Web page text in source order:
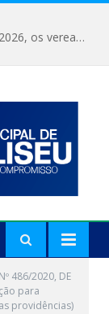
Na 10ª Sessão Ordinária do 1º Semestre de 2026, os vereadores receberam a nova comandante do 51º Batalhão de Polícia Militar, a Major Alessandra Lopes Leal Bandeira. A visita institucional proporcionou a apresentação da oficial aos parlamentares e reforçou o compromisso de cooperação entre a Polícia Militar e o Poder Legislativo em prol da segurança da população.
486/2020, DE
para
providências)